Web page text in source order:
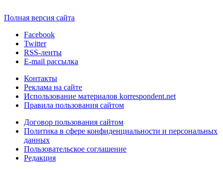
Полная версия сайта
Facebook
Twitter
RSS-ленты
E-mail рассылка
Контакты
Реклама на сайте
Использование материалов korrespondent.net
Правила пользования сайтом
Договор пользования сайтом
Политика в сфере конфиденциальности и персональных
данных
Пользовательское соглашение
Редакция